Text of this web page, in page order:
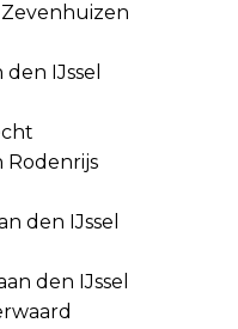
IJssel
Rodenrijs
den IJssel
den IJssel